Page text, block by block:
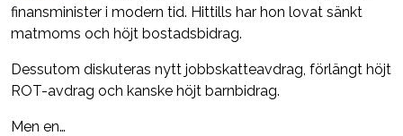
finansminister i modern tid. Hittills har hon lovat sänkt
matmoms och höjt bostadsbidrag.
Dessutom diskuteras nytt jobbskatteavdrag, förlängt höjt
ROT-avdrag och kanske höjt barnbidrag.
Men en…